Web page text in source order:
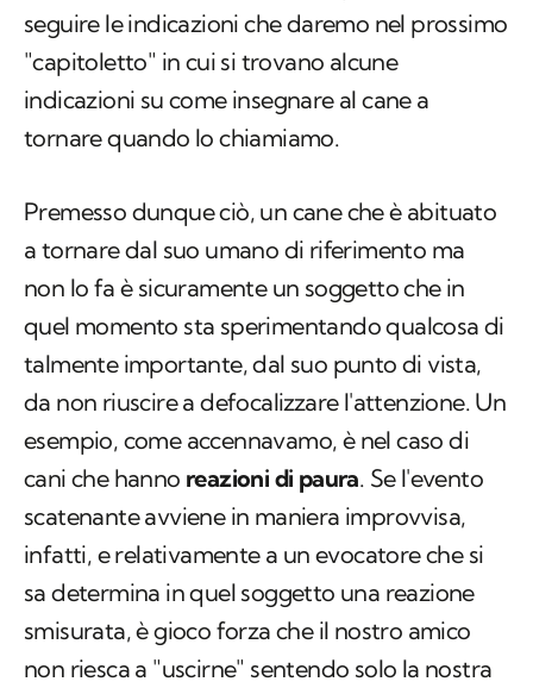
non fosse è necessario fare un passo indietro e
seguire le indicazioni che daremo nel prossimo
"capitoletto" in cui si trovano alcune
indicazioni su come insegnare al cane a
Premesso dunque ciò, un cane che è abituato
a tornare dal suo umano di riferimento ma
non lo fa è sicuramente un soggetto che in
quel momento sta sperimentando qualcosa di
talmente importante, dal suo punto di vista,
da non riuscire a defocalizzare l'attenzione. Un
esempio, come accennavamo, è nel caso di
cani che hannoreazioni di paura. Se l'evento
scatenante avviene in maniera improvvisa,
infatti, e relativamente a un evocatore che si
sa determina in quel soggetto una reazione
smisurata, è gioco forza che il nostro amico